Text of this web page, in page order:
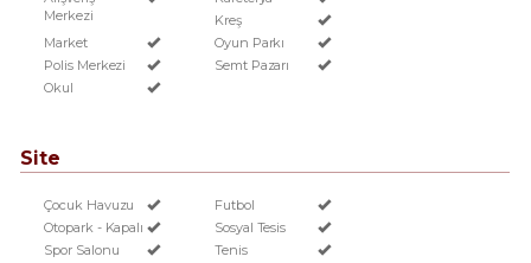
Merkezi
Kreş
Market
Oyun Parkı
Polis Merkezi
Semt Pazarı
Okul
Site
Çocuk Havuzu
Futbol
Otopark - Kapalı
Sosyal Tesis
Spor Salonu
Tenis